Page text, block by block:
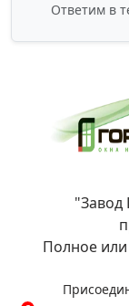
Ответим в
"Завод
Полное